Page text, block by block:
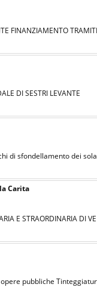
FINANZIAMENTO
DI SESTRI LEVANTE
di sfondellamento dei
Carita
E STRAORDINARIA DI
pubbliche